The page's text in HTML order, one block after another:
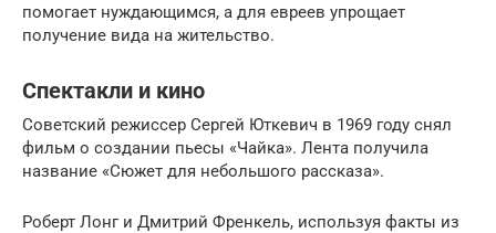
помогает нуждающимся, а для евреев упрощает
получение вида на жительство.
Спектакли и кино
Советский режиссер Сергей Юткевич в 1969 году снял
фильм о создании пьесы «Чайка». Лента получила
название «Сюжет для небольшого рассказа».
Роберт Лонг и Дмитрий Френкель, используя факты из